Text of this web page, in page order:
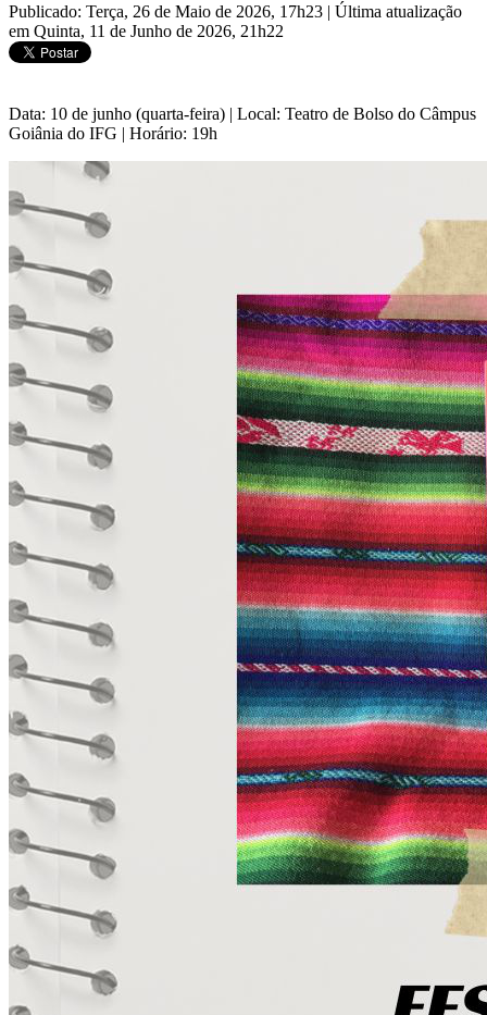
Publicado: Terça, 26 de Maio de 2026, 17h23 | Última atualização
em Quinta, 11 de Junho de 2026, 21h22
Data: 10 de junho (quarta-feira) | Local: Teatro de Bolso do Câmpus
Goiânia do IFG | Horário: 19h